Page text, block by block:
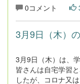
0コメント
3月9日（木）
3月9日（木）は、
皆さんは自宅学習
したが、コロナ又